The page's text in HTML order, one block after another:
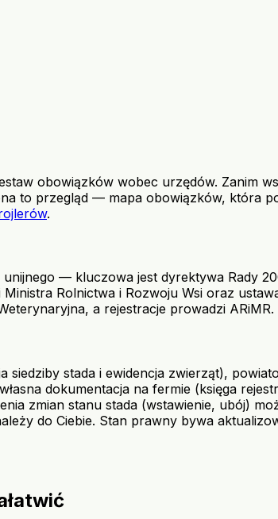
obowiązków wobec urzędów. Zanim
to przegląd — mapa obowiązków, która
.
— kluczowa jest dyrektywa Rady
Rolnictwa i Rozwoju Wsi oraz
a rejestracje prowadzi ARiMR.
siedziby stada i ewidencja zwierząt),
dokumentacja na fermie (księga
zmian stanu stada (wstawienie, ubój)
do Ciebie. Stan prawny bywa